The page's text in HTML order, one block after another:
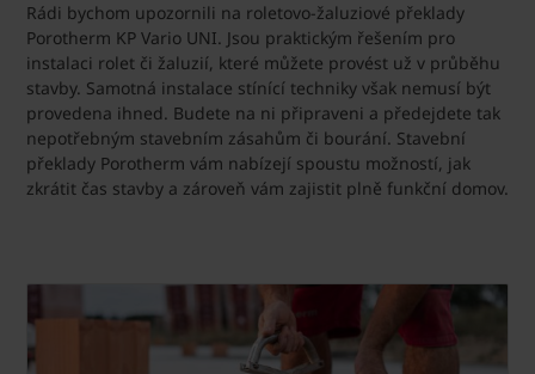
Rádi bychom upozornili na roletovo-žaluziové překlady
Porotherm KP Vario UNI. Jsou praktickým řešením pro
instalaci rolet či žaluzií, které můžete provést už v průběhu
stavby. Samotná instalace stínící techniky však nemusí být
provedena ihned. Budete na ni připraveni a předejdete tak
nepotřebným stavebním zásahům či bourání. Stavební
překlady Porotherm vám nabízejí spoustu možností, jak
zkrátit čas stavby a zároveň vám zajistit plně funkční domov.